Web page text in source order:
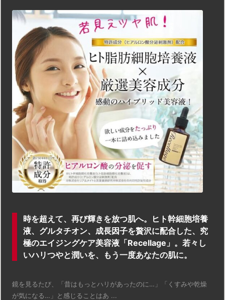
時を超えて、再び輝きを放つ肌へ。ヒト幹細胞培養
液、グルタチオン、成長因子を贅沢に配合した、究
極のエイジングケア美容液「Recellage」。若々し
いハリつやと潤いを、もう一度あなたの肌に。
鏡を見るたび、「昔はもっとハリがあったのに…」「くすみや乾燥
が気になる…」と感じることはあ ...